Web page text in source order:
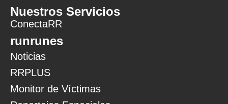
Nuestros Servicios
ConectaRR
runrunes
Noticias
RRPLUS
Monitor de Víctimas